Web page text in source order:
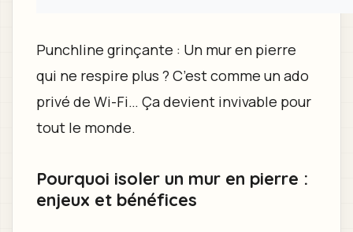
Punchline grinçante : Un mur en pierre
qui ne respire plus ? C’est comme un ado
privé de Wi-Fi… Ça devient invivable pour
tout le monde.
Pourquoi isoler un mur en pierre :
enjeux et bénéfices